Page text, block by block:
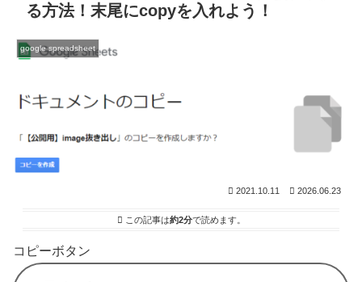
る方法！末尾にcopyを入れよう！
google spreadsheet
2021.10.11 2026.06.23
この記事は約2分で読めます。
コピーボタン